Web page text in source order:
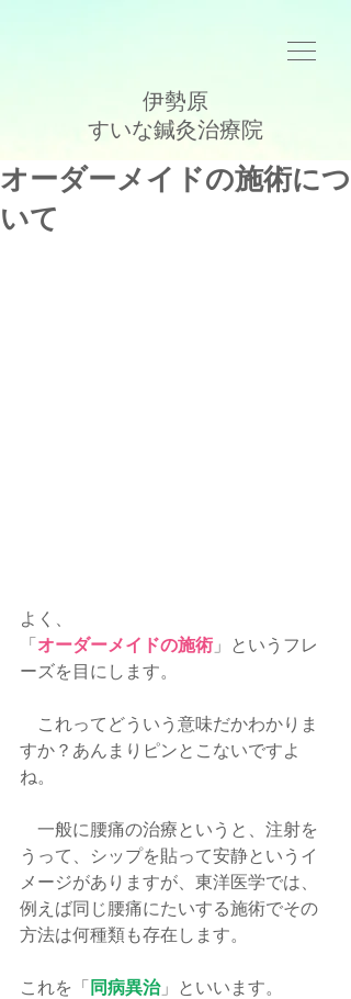
伊勢原
​すいな鍼灸治療院
オーダーメイドの施術につ
いて
よく、
「オーダーメイドの施術 」というフレ
ーズを目にします。
これってどういう意味だかわかりま
すか？あんまりピンとこないですよ
ね。
一般に腰痛の治療というと、注射を
うって、シップを貼って安静というイ
メージがありますが、東洋医学では、
例えば同じ腰痛にたいする施術でその
方法は何種類も存在します。
これを「 同病異治」といいます。